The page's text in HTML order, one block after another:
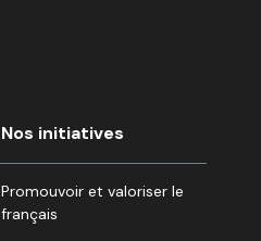
Nos initiatives
Promouvoir et valoriser le
français